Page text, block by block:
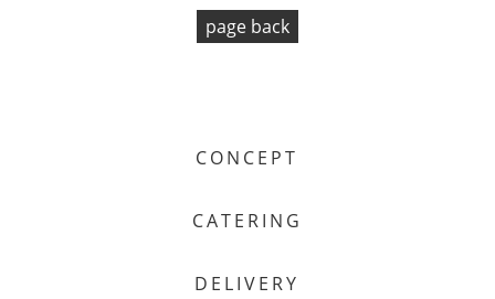
page back
CONCEPT
CATERING
DELIVERY